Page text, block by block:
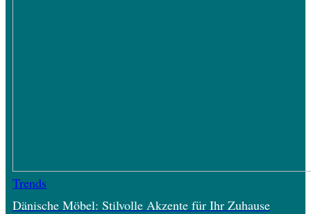
Trends
Dänische Möbel: Stilvolle Akzente für Ihr Zuhause